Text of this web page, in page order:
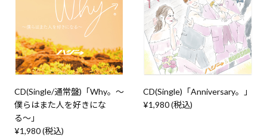
CD(Single/通常盤)「Why。〜
僕らはまた人を好きにな
る〜」
¥1,980 (税込)
CD(Single)「Anniversary。」
¥1,980 (税込)